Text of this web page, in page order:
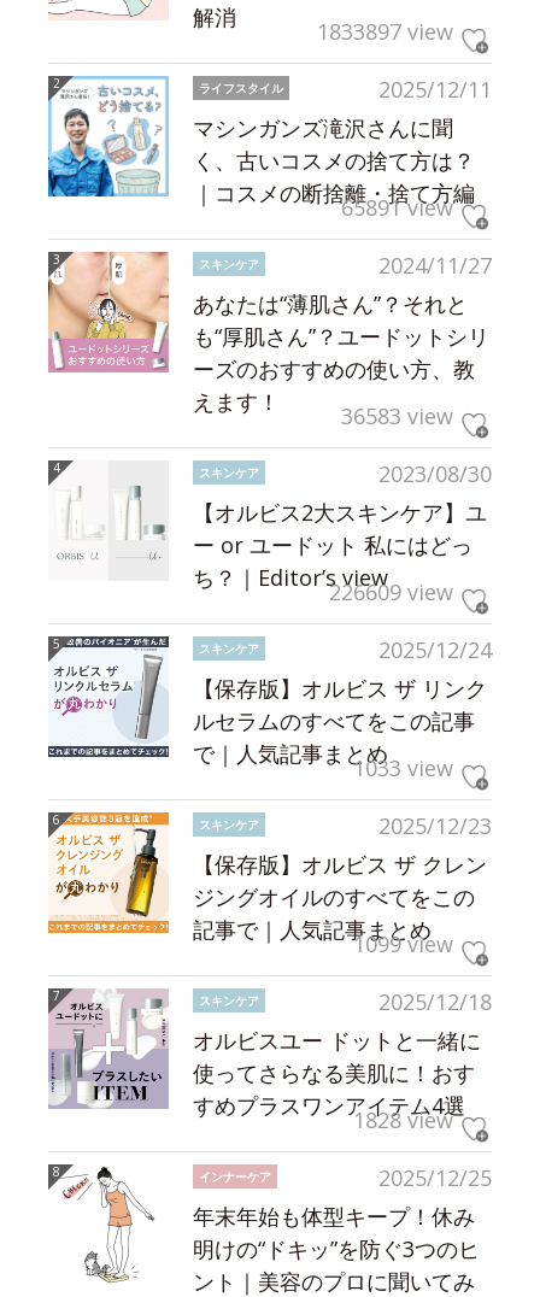
解消
1833897 view
2025/12/11
ライフスタイル
マシンガンズ滝沢さんに聞
く、古いコスメの捨て方は？
｜コスメの断捨離・捨て方編
65891 view
2024/11/27
スキンケア
あなたは“薄肌さん”？それと
も“厚肌さん”？ユードットシリ
ーズのおすすめの使い方、教
えます！
36583 view
2023/08/30
スキンケア
【オルビス2大スキンケア】ユ
ー or ユードット 私にはどっ
ち？｜Editor’s view226609 view
2025/12/24
スキンケア
【保存版】オルビス ザ リンク
ルセラムのすべてをこの記事
で｜人気記事まとめ1033 view
2025/12/23
スキンケア
【保存版】オルビス ザ クレン
ジングオイルのすべてをこの
記事で｜人気記事まとめ
1099 view
2025/12/18
スキンケア
オルビスユー ドットと一緒に
使ってさらなる美肌に！おす
すめプラスワンアイテム4選
1828 view
2025/12/25
インナーケア
年末年始も体型キープ！休み
明けの“ドキッ”を防ぐ3つのヒ
ント｜美容のプロに聞いてみ